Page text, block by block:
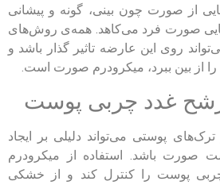
از صورت چون بینی، گونه و پیشانی
صورت فرد می‌کاهد. همه‌ی روش‌های
روی این عارضه تاثیر گذار باشد و
را از بین ببرد، میکرودرم صورت است.
غدد چربی پوست
پوستی می‌تواند دلیلی بر ایجاد
باشد. استفاده از میکرودرم
پوست را کنترل کند و از خشکی